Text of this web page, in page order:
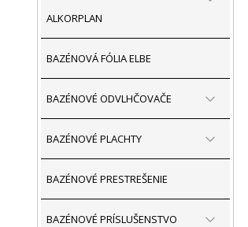
ALKORPLAN
BAZÉNOVÁ FÓLIA ELBE
BAZÉNOVÉ ODVLHČOVAČE
BAZÉNOVÉ PLACHTY
BAZÉNOVÉ PRESTREŠENIE
BAZÉNOVÉ PRÍSLUŠENSTVO